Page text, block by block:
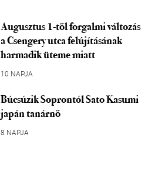
Augusztus 1-től forgalmi változás
a Csengery utca felújításának
harmadik üteme miatt
10 NAPJA
Búcsúzik Soprontól Sato Kasumi
japán tanárnő
8 NAPJA